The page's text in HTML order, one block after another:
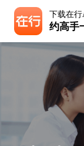
下载在行
约高手